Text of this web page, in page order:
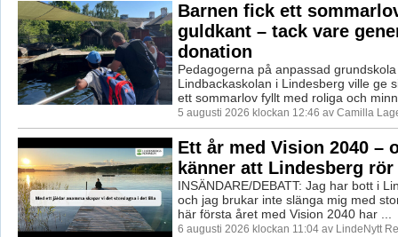
Barnen fick ett
guldkant – tack vare
donation
Pedagogerna på anpassad
Lindbackaskolan i Lindesberg ville ge
ett sommarlov fyllt med roliga och
5 augusti 2026 klockan 12:46 av Camilla
Ett år med Vision 2040 –
känner att Lindesberg
INSÄNDARE/DEBATT: Jag har bott i
och jag brukar inte slänga mig med
här första året med Vision 2040 har ...
6 augusti 2026 klockan 11:04 av LindeNytt